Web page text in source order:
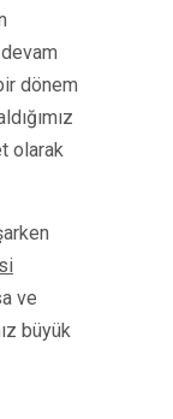
dönem
olarak
ve
büyük